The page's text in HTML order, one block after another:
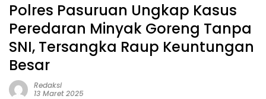
Polres Pasuruan Ungkap Kasus
Peredaran Minyak Goreng Tanpa
SNI, Tersangka Raup Keuntungan
Besar
Redaksi
13 Maret 2025